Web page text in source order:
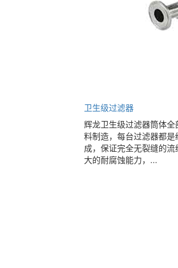
卫生级过滤器
辉龙卫生级过滤器筒体
料制造，每台过滤器都
成，保证完全无裂缝的
大的耐腐蚀能力，...